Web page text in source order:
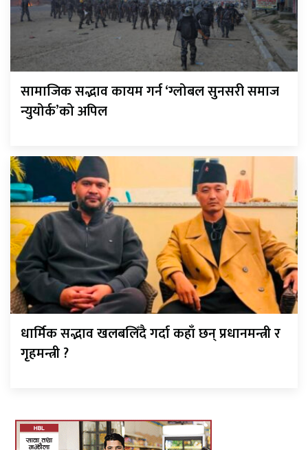
सामाजिक सद्भाव कायम गर्न ‘ग्लोबल सुनसरी समाज
न्युयोर्क’को अपिल
धार्मिक सद्भाव खलबलिँदै गर्दा कहाँ छन् प्रधानमन्त्री र
गृहमन्त्री ?